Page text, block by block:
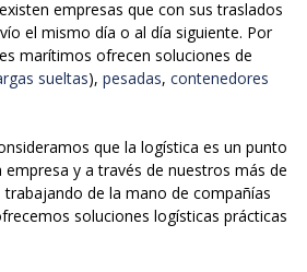
empresas que con sus traslados
el mismo día o al día siguiente. Por
marítimos ofrecen soluciones de
sueltas), pesadas, contenedores
que la logística es un punto
y a través de nuestros más de
trabajando de la mano de compañías
soluciones logísticas prácticas